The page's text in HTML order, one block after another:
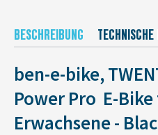
BESCHREIBUNG TECHNISCHE
ben-e-bike,
Power Pro E-
Erwachsene -